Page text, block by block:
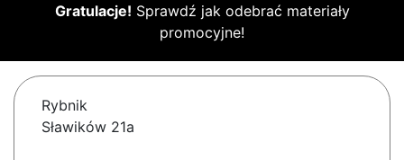
Gratulacje! Sprawdź jak odebrać materiały
promocyjne!
Rybnik
Sławików 21a